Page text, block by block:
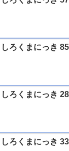
しろくまにっき
しろくまにっき
しろくまにっき